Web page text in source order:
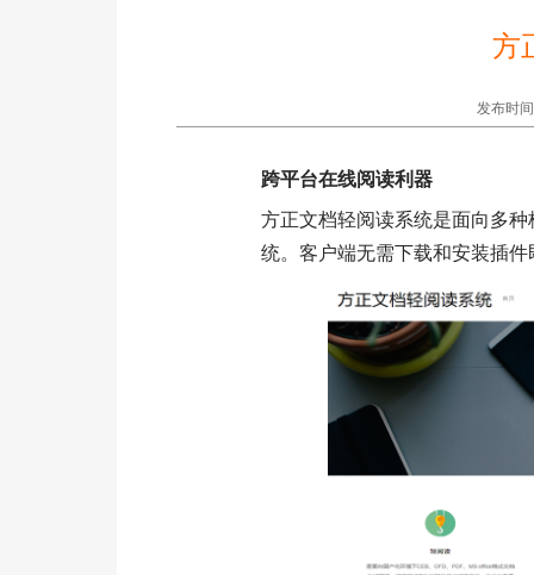
方
发布时
跨平台在线阅读利器
方正文档轻阅读系统是面向多
统。客户端无需下载和安装插